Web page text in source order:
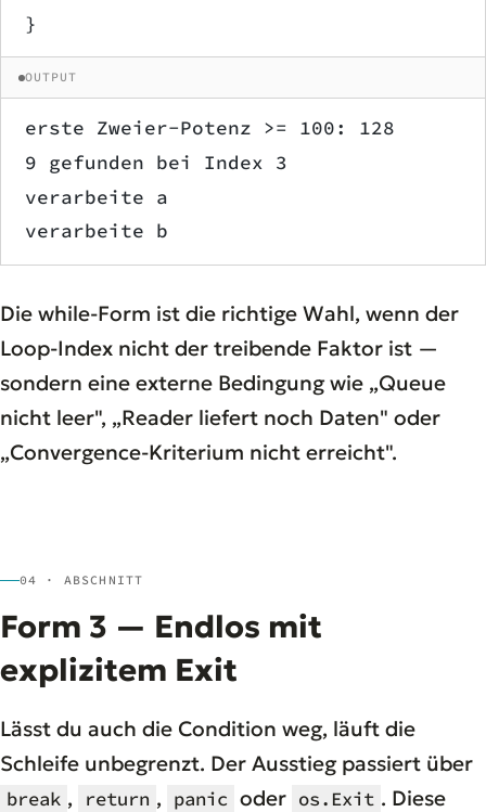
}
OUTPUT
erste Zweier-Potenz >= 100: 128
9 gefunden bei Index 3
verarbeite a
verarbeite b
Die while-Form ist die richtige Wahl, wenn der
Loop-Index nicht der treibende Faktor ist —
sondern eine externe Bedingung wie „Queue
nicht leer", „Reader liefert noch Daten" oder
„Convergence-Kriterium nicht erreicht".
04 · ABSCHNITT
Form 3 — Endlos mit
explizitem Exit
Lässt du auch die Condition weg, läuft die
Schleife unbegrenzt. Der Ausstieg passiert über
break , return , panic oder os.Exit . Diese